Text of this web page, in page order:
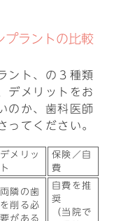
プラントの比較
ント、の３種類
デメリットをお
のか、歯科医師
ってください。
デメリッ
ト
保険／自
費
両隣の歯
を削る必
要がある
自費を推
奨
（当院で